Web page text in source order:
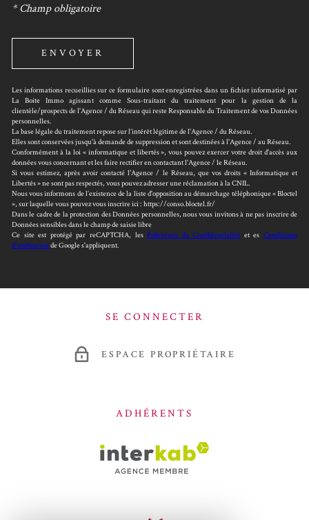
* Champ obligatoire
ENVOYER
Les informations recueillies sur ce formulaire sont enregistrées dans un fichier informatisé par
La Boite Immo agissant comme Sous-traitant du traitement pour la gestion de la
clientèle/prospects de l'Agence / du Réseau qui reste Responsable du Traitement de vos Données
personnelles.
La base légale du traitement repose sur l’intérêt légitime de l'Agence / du Réseau.
Elles sont conservées jusqu'à demande de suppression et sont destinées à l'Agence / au Réseau.
Conformément à la loi « informatique et libertés », vous pouvez exercer votre droit d'accès aux
données vous concernant et les faire rectifier en contactant l'Agence / le Réseau.
Si vous estimez, après avoir contacté l'Agence / le Réseau, que vos droits « Informatique et
Libertés » ne sont pas respectés, vous pouvez adresser une réclamation à la CNIL.
Nous vous informons de l’existence de la liste d'opposition au démarchage téléphonique « Bloctel
», sur laquelle vous pouvez vous inscrire ici : https://conso.bloctel.fr/
Dans le cadre de la protection des Données personnelles, nous vous invitons à ne pas inscrire de
Données sensibles dans le champ de saisie libre
Ce site est protégé par reCAPTCHA, lesPolitiques de Confidentialité et esConditions
d'utilisationde Google s'appliquent.
SE CONNECTER
ESPACE PROPRIÉTAIRE
ADHÉRENTS